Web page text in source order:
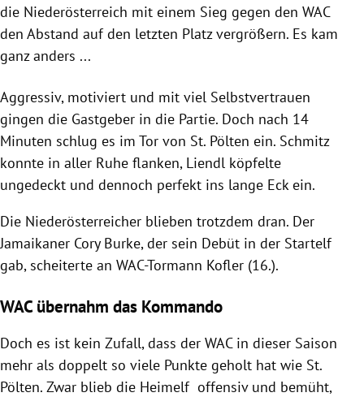
die Niederösterreich mit einem Sieg gegen den WAC
den Abstand auf den letzten Platz vergrößern. Es kam
ganz anders ...
Aggressiv, motiviert und mit viel Selbstvertrauen
gingen die Gastgeber in die Partie. Doch nach 14
Minuten schlug es im Tor von St. Pölten ein. Schmitz
konnte in aller Ruhe flanken, Liendl köpfelte
ungedeckt und dennoch perfekt ins lange Eck ein.
Die Niederösterreicher blieben trotzdem dran. Der
Jamaikaner Cory Burke, der sein Debüt in der Startelf
gab, scheiterte an WAC-Tormann Kofler (16.).
WAC übernahm das Kommando
Doch es ist kein Zufall, dass der WAC in dieser Saison
mehr als doppelt so viele Punkte geholt hat wie St.
Pölten. Zwar blieb die Heimelf offensiv und bemüht,